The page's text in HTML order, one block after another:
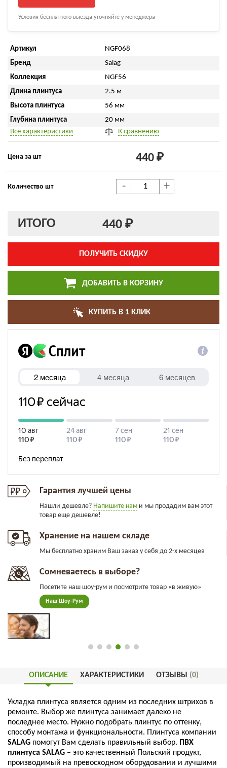
Условия бесплатного выезда уточняйте у менеджера
Артикул
NGF068
Бренд
Salag
Коллекция
NGF56
Длина плинтуса
2.5 м
Высота плинтуса
56 мм
Глубина плинтуса
20 мм
Все характеристики
К сравнению
Цена за шт 440 ₽
Количество шт - +
ИТОГО 440 ₽
ПОЛУЧИТЬ СКИДКУ
ДОБАВИТЬ В КОРЗИНУ
КУПИТЬ В 1 КЛИК
Гарантия лучшей цены
Нашли дешевле? Напишите нам и мы продадим вам этот
товар еще дешевле!
Хранение на нашем складе
Мы бесплатно храним Ваш заказ у себя до 2-х месяцев
Сомневаетесь в выборе?
Посетите наш шоу-рум и посмотрите товар «в живую»
Наш Шоу-Рум
ОПИСАНИЕ ХАРАКТЕРИСТИКИ ОТЗЫВЫ (0)
Укладка плинтуса является одним из последних штрихов в
ремонте. Выбор же плинтуса занимает далеко не
последнее место. Нужно подобрать плинтус по оттенку,
способу монтажа и функциональности. Плинтуса компании
SALAG помогут Вам сделать правильный выбор. ПВХ
плинтуса SALAG – это качественный Польский продукт,
производимый на превосходном оборудовании и лучшими